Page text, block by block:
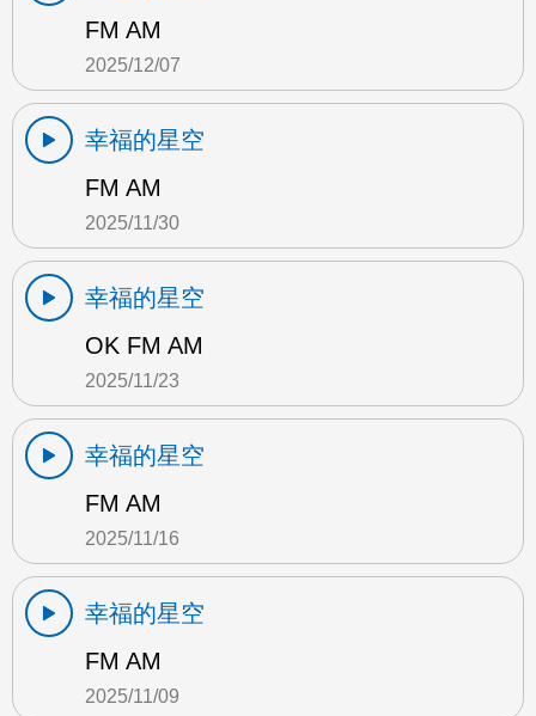
FM AM
2025/12/07
幸福的星空
FM AM
2025/11/30
幸福的星空
OK FM AM
2025/11/23
幸福的星空
FM AM
2025/11/16
幸福的星空
FM AM
2025/11/09